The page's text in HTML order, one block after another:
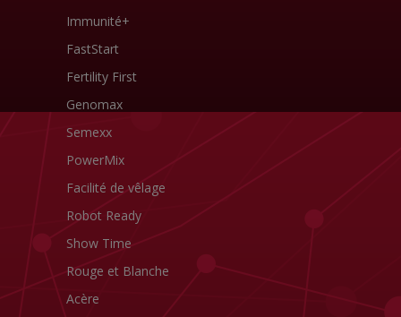
Immunité+
FastStart
Fertility First
Genomax
Semexx
PowerMix
Facilité de vêlage
Robot Ready
Show Time
Rouge et Blanche
Acère